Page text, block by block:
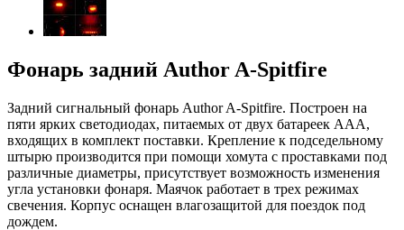
Фонарь задний Author A-Spitfire
Задний сигнальный фонарь Author A-Spitfire. Построен на
пяти ярких светодиодах, питаемых от двух батареек AAA,
входящих в комплект поставки. Крепление к подседельному
штырю производится при помощи хомута с проставками под
различные диаметры, присутствует возможность изменения
угла установки фонаря. Маячок работает в трех режимах
свечения. Корпус оснащен влагозащитой для поездок под
дождем.